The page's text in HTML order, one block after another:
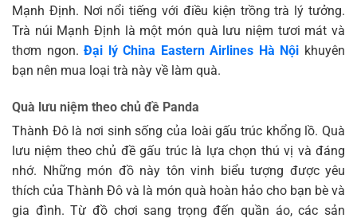
Mạnh Định. Nơi nổi tiếng với điều kiện trồng trà lý tưởng.
Trà núi Mạnh Định là một món quà lưu niệm tươi mát và
thơm ngon.Đại lý China Eastern Airlines Hà Nội khuyên
bạn nên mua loại trà này về làm quà.
Quà lưu niệm theo chủ đề Panda
Thành Đô là nơi sinh sống của loài gấu trúc khổng lồ. Quà
lưu niệm theo chủ đề gấu trúc là lựa chọn thú vị và đáng
nhớ. Những món đồ này tôn vinh biểu tượng được yêu
thích của Thành Đô và là món quà hoàn hảo cho bạn bè và
gia đình. Từ đồ chơi sang trọng đến quần áo, các sản